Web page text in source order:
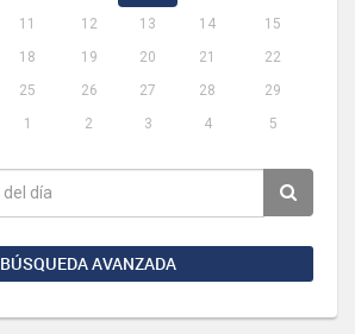
11 12 13 14
15
18 19 20 21
22
25 26 27 28
29
1 2 3 4 5
BÚSQUEDA AVANZADA